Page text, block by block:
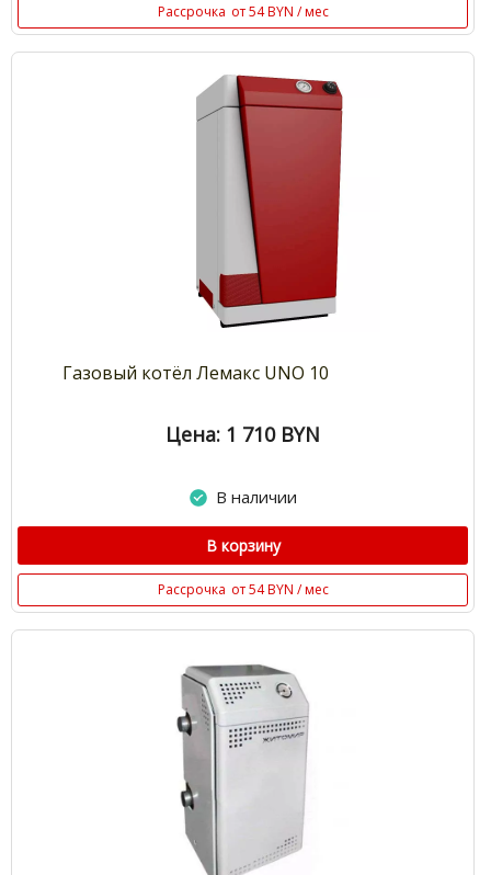
Рассрочка от 54 BYN / мес
Газовый котёл Лемакс UNO 10
Цена: 1 710 BYN
В наличии
В корзину
Рассрочка от 54 BYN / мес